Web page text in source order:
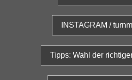
INSTAGRAM /
Tipps: Wahl der